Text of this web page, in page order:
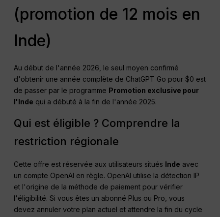
(promotion de 12 mois en
Inde)
Au début de l'année 2026, le seul moyen confirmé
d'obtenir une année complète de ChatGPT Go pour $0 est
de passer par le programme Promotion exclusive pour
l'Inde qui a débuté à la fin de l'année 2025.
Qui est éligible ? Comprendre la
restriction régionale
Cette offre est réservée aux utilisateurs situés Inde avec
un compte OpenAI en règle. OpenAI utilise la détection IP
et l'origine de la méthode de paiement pour vérifier
l'éligibilité. Si vous êtes un abonné Plus ou Pro, vous
devez annuler votre plan actuel et attendre la fin du cycle